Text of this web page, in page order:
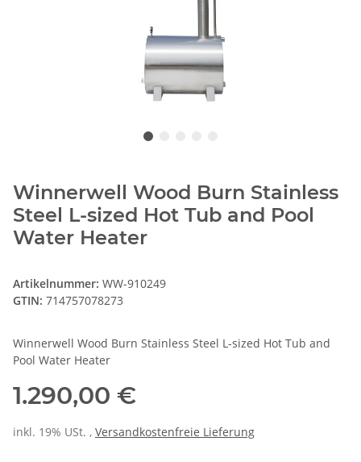
Winnerwell Wood Burn Stainless
Steel L-sized Hot Tub and Pool
Water Heater
Artikelnummer: WW-910249
GTIN: 714757078273
Winnerwell Wood Burn Stainless Steel L-sized Hot Tub and
Pool Water Heater
1.290,00 €
inkl. 19% USt. , Versandkostenfreie Lieferung